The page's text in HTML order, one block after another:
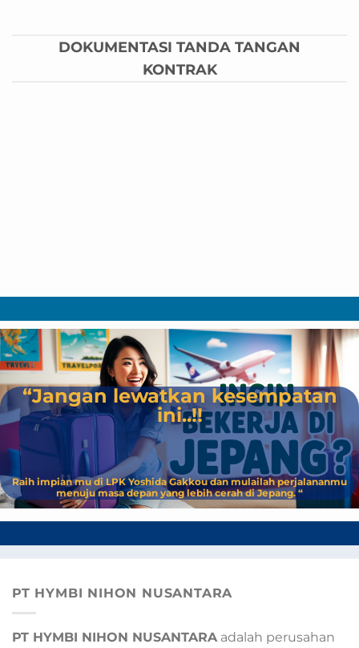
DOKUMENTASI TANDA TANGAN
KONTRAK
“Jangan lewatkan kesempatan
ini..!!
Raih impian mu di LPK Yoshida Gakkou dan mulailah perjalananmu
menuju masa depan yang lebih cerah di Jepang. “
PT HYMBI NIHON NUSANTARA
PT HYMBI NIHON NUSANTARAadalah perusahan